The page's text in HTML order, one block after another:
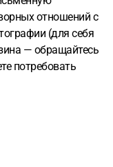
отношений с
(для себя
— обращайтесь
потребовать